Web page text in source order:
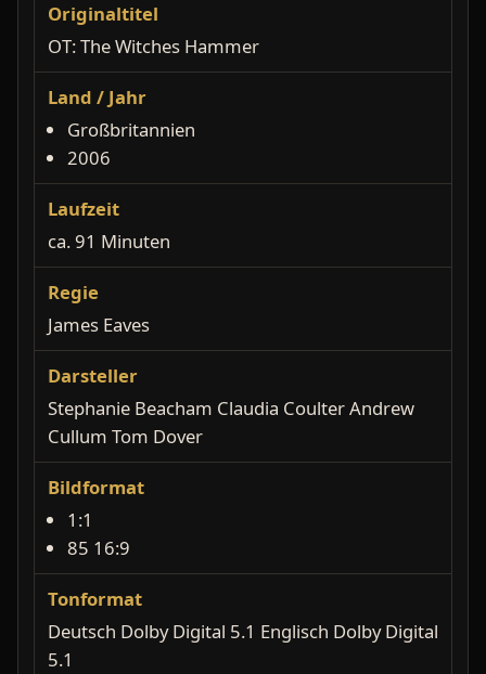
Originaltitel
OT: The Witches Hammer
Land / Jahr
Großbritannien
2006
Laufzeit
ca. 91 Minuten
Regie
James Eaves
Darsteller
Stephanie Beacham Claudia Coulter Andrew
Cullum Tom Dover
Bildformat
1:1
85 16:9
Tonformat
Deutsch Dolby Digital 5.1 Englisch Dolby Digital
5.1